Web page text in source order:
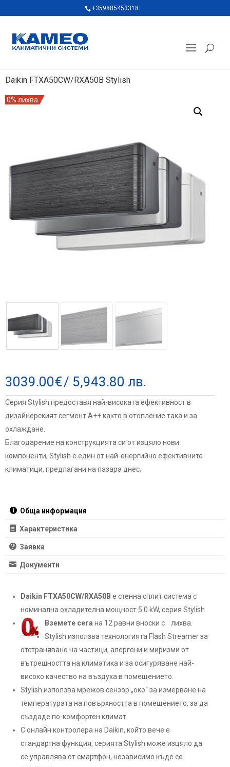
+359885453318
Daikin FTXA50CW/RXA50B Stylish
0% лихва
3039.00€/ 5,943.80 лв.
Серия Stylish предоставя най-високата ефективност в
дизайнерският сегмент А++ както в отопление така и за
охлаждане.
Благодарение на конструкцията си от изцяло нови
компоненти, Stylish е един от най-енергийно ефективните
климатици, предлагани на пазара днес.
Обща информация
Характеристика
Заявка
Документи
Daikin FTXA50CW/RXA50B е стенна сплит система с
номинална охладителна мощност 5.0 kW, серия Stylish
Вземете сега на 12 равни вноски с
лихва.
Stylish използва технологията Flash Streamer за
отстраняване на частици, алергени и миризми от
вътрешността на климатика и за осигуряване най-
високо качество на въздуха в помещението.
Stylish използва мрежов сензор „око“ за измерване на
температурата на повърхността в помещението, за да
създаде по-комфортен климат.
С онлайн контролера на Daikin, който вече е
стандартна функция, серията Stylish може изцяло да
се управлява от смартфон, независимо къде се